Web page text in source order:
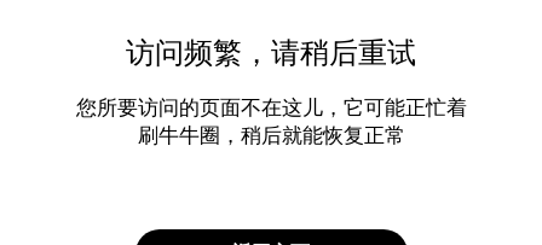
访问频繁，请稍后重试
您所要访问的页面不在这儿，它可能正忙着
刷牛牛圈，稍后就能恢复正常